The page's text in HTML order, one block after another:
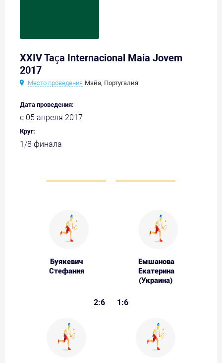
XXIV Taça Internacional Maia Jovem
2017
Место проведения Майа, Португалия
Дата проведения:
с 05 апреля 2017
Круг:
1/8 финала
Буякевич
Стефания
Емшанова
Екатерина
(Украина)
2:6 1:6